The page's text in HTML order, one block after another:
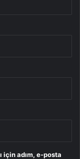
için adım, e-posta